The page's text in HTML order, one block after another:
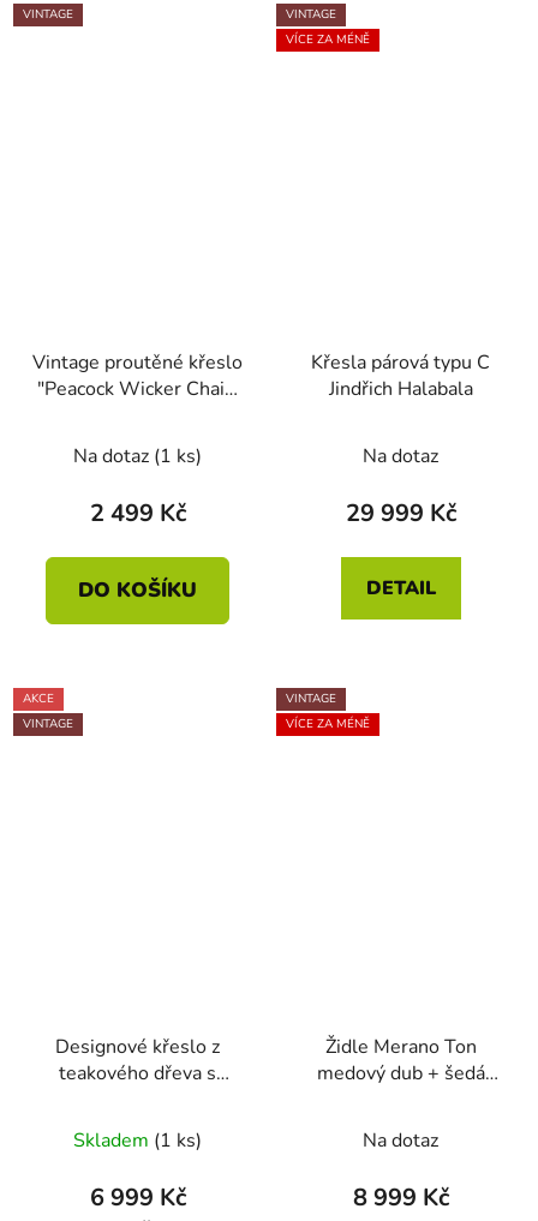
VINTAGE
Vintage proutěné křeslo
"Peacock Wicker Chair"
Na dotaz (1 ks)
2 499 Kč
DO KOŠÍKU
VINTAGE
VÍCE ZA MÉNĚ
Křesla párová typu C
Jindřich Halabala
Na dotaz
29 999 Kč
DETAIL
AKCE
VINTAGE
Designové křeslo z
teakového dřeva s
Skladem (1 ks)
6 999 Kč
VINTAGE
VÍCE ZA MÉNĚ
Židle Merano Ton
medový dub + šedá
Na dotaz
8 999 Kč